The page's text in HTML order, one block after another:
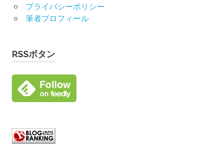
プライバシーポリシー
筆者プロフィール
RSSボタン